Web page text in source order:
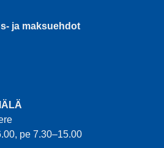
ja maksuehdot
pe 7.30–15.00